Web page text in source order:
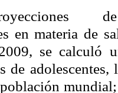
en materia de
se calculó
de adolescentes,